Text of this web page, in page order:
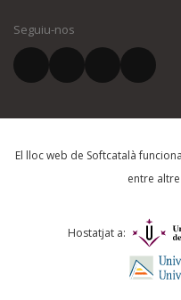
El vostre correu
Què proposeu?
Comentari *
Seguiu-nos
El lloc web de Softcatalà
entre
Hostatjat a: